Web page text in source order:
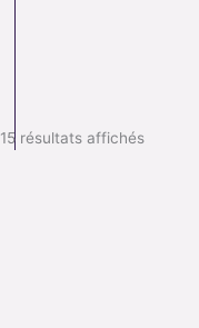
15 résultats affichés